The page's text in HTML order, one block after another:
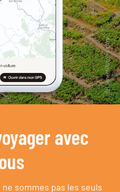
avec
sommes pas les seuls